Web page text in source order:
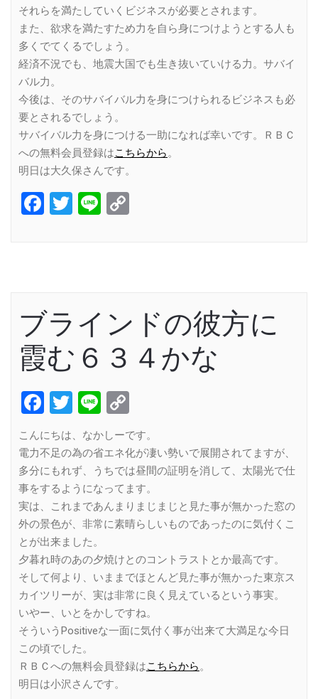
それらを満たしていくビジネスが必要とされます。
また、欲求を満たすため力を自ら身につけようとする人も
多くでてくるでしょう。
経済不況でも、地震大国でも生き抜いていける力。サバイ
バル力。
今後は、そのサバイバル力を身につけられるビジネスも必
要とされるでしょう。
サバイバル力を身につける一助になれば幸いです。ＲＢＣ
への無料会員登録はこちらから。
明日は大久保さんです。
Facebook
Twitter
Line
ブラインドの彼方に
霞む６３４かな
Facebook
Twitter
Line
Link
こんにちは、なかしーです。
電力不足の為の省エネ化が凄い勢いで展開されてますが、
多分にもれず、うちでは昼間の証明を消して、太陽光で仕
事をするようになってます。
実は、これまであんまりまじまじと見た事が無かった窓の
外の景色が、非常に素晴らしいものであったのに気付くこ
とが出来ました。
夕暮れ時のあの夕焼けとのコントラストとか最高です。
そして何より、いままでほとんど見た事が無かった東京ス
カイツリーが、実は非常に良く見えているという事実。
いやー、いとをかしですね。
そういうPositiveな一面に気付く事が出来て大満足な今日
この頃でした。
ＲＢＣへの無料会員登録はこちらから。
明日は小沢さんです。